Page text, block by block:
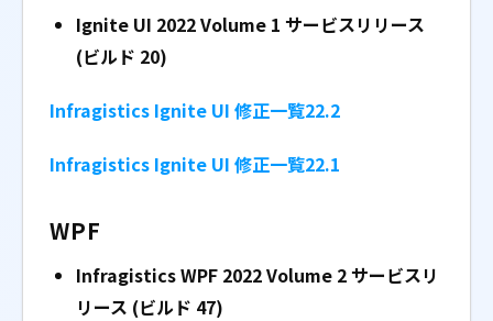
Ignite UI 2022 Volume 1 サービスリリース
(ビルド 20)
Infragistics Ignite UI 修正一覧22.2
Infragistics Ignite UI 修正一覧22.1
WPF
Infragistics WPF 2022 Volume 2 サービスリ
リース (ビルド 47)